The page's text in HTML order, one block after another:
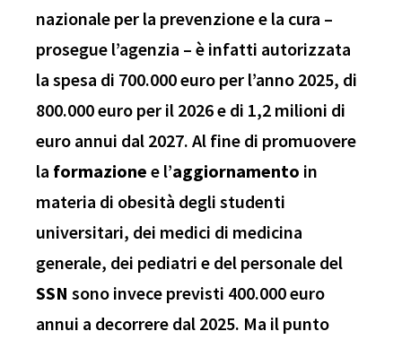
nazionale per la prevenzione e la cura –
prosegue l’agenzia – è infatti autorizzata
la spesa di 700.000 euro per l’anno 2025, di
800.000 euro per il 2026 e di 1,2 milioni di
euro annui dal 2027. Al fine di promuovere
la formazione e l’aggiornamento in
materia di obesità degli studenti
universitari, dei medici di medicina
generale, dei pediatri e del personale del
SSN sono invece previsti 400.000 euro
annui a decorrere dal 2025. Ma il punto